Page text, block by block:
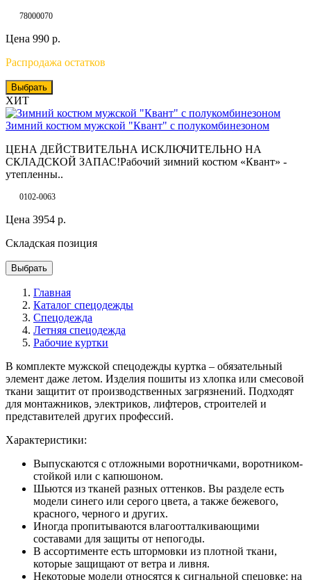
78000070
Цена 990 р.
Распродажа остатков
Выбрать
ХИТ
Зимний костюм мужской "Квант" с полукомбинезоном
ЦЕНА ДЕЙСТВИТЕЛЬНА ИСКЛЮЧИТЕЛЬНО НА
СКЛАДСКОЙ ЗАПАС!Рабочий зимний костюм «Квант» -
утепленны..
0102-0063
Цена 3954 р.
Складская позиция
Выбрать
Главная
Каталог спецодежды
Спецодежда
Летняя спецодежда
Рабочие куртки
В комплекте мужской спецодежды куртка – обязательный
элемент даже летом. Изделия пошиты из хлопка или смесовой
ткани защитит от производственных загрязнений. Подходят
для монтажников, электриков, лифтеров, строителей и
представителей других профессий.
Характеристики:
Выпускаются с отложными воротничками, воротником-
стойкой или с капюшоном.
Шьются из тканей разных оттенков. Вы разделе есть
модели синего или серого цвета, а также бежевого,
красного, черного и других.
Иногда пропитываются влагоотталкивающими
составами для защиты от непогоды.
В ассортименте есть штормовки из плотной ткани,
которые защищают от ветра и ливня.
Некоторые модели относятся к сигнальной спецовке: на